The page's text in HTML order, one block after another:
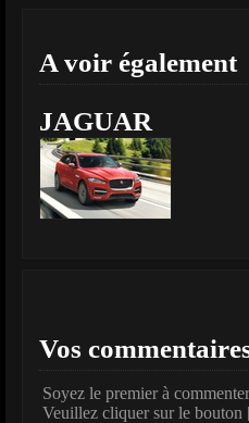
A voir également
JAGUAR
Vos
Soyez le premier à
Veuillez cliquer sur le